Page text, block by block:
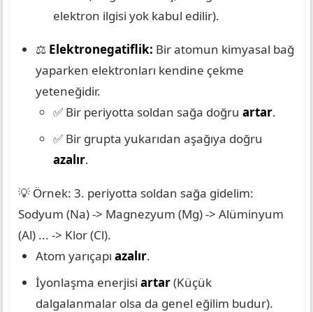
elektron ilgisi yok kabul edilir).
⚖️ Elektronegatiflik: Bir atomun kimyasal bağ
yaparken elektronları kendine çekme
yeteneğidir.
✅ Bir periyotta soldan sağa doğru artar.
✅ Bir grupta yukarıdan aşağıya doğru
azalır.
💡 Örnek: 3. periyotta soldan sağa gidelim:
Sodyum (Na) -> Magnezyum (Mg) -> Alüminyum
(Al) ... -> Klor (Cl).
Atom yarıçapı azalır.
İyonlaşma enerjisi artar(Küçük
dalgalanmalar olsa da genel eğilim budur).